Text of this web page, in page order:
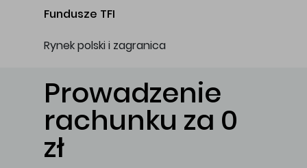
Fundusze TFI
Rynek polski i zagranica
Prowadzenie
rachunku za 0
zł